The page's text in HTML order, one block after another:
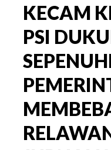
KECAM
PSI